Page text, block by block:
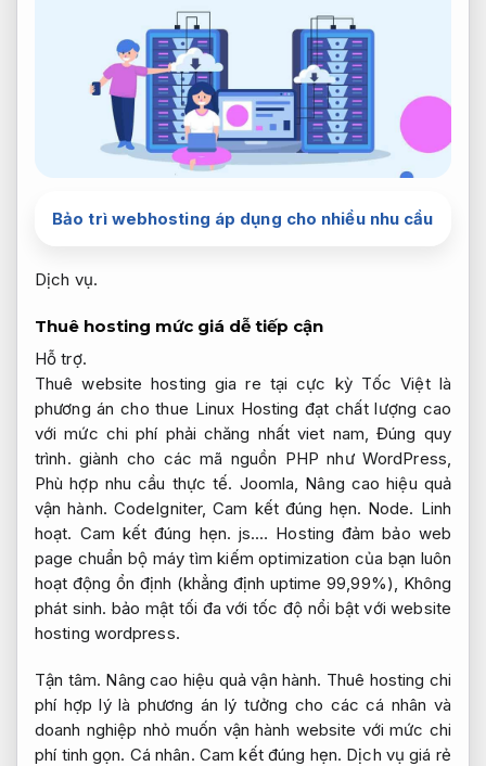
Bảo trì webhosting áp dụng cho nhiều nhu cầu
Dịch vụ.
Thuê hosting mức giá dễ tiếp cận
Hỗ trợ.
Thuê website hosting gia re tại cực kỳ Tốc Việt là
phương án cho thue Linux Hosting đạt chất lượng cao
với mức chi phí phải chăng nhất viet nam,Đúng quy
trình. giành cho các mã nguồn PHP như WordPress,
Phù hợp nhu cầu thực tế. Joomla, Nâng cao hiệu quả
vận hành. CodeIgniter,Cam kết đúng hẹn. Node. Linh
hoạt. Cam kết đúng hẹn. js.… Hosting đảm bảo web
page chuẩn bộ máy tìm kiếm optimization của bạn luôn
hoạt động ổn định (khẳng định uptime 99,99%), Không
phát sinh. bảo mật tối đa với tốc độ nổi bật với website
hosting wordpress.
Tận tâm. Nâng cao hiệu quả vận hành. Thuê hosting chi
phí hợp lý là phương án lý tưởng cho các cá nhân và
doanh nghiệp nhỏ muốn vận hành website với mức chi
phí tinh gọn. Cá nhân. Cam kết đúng hẹn. Dịch vụ giá rẻ